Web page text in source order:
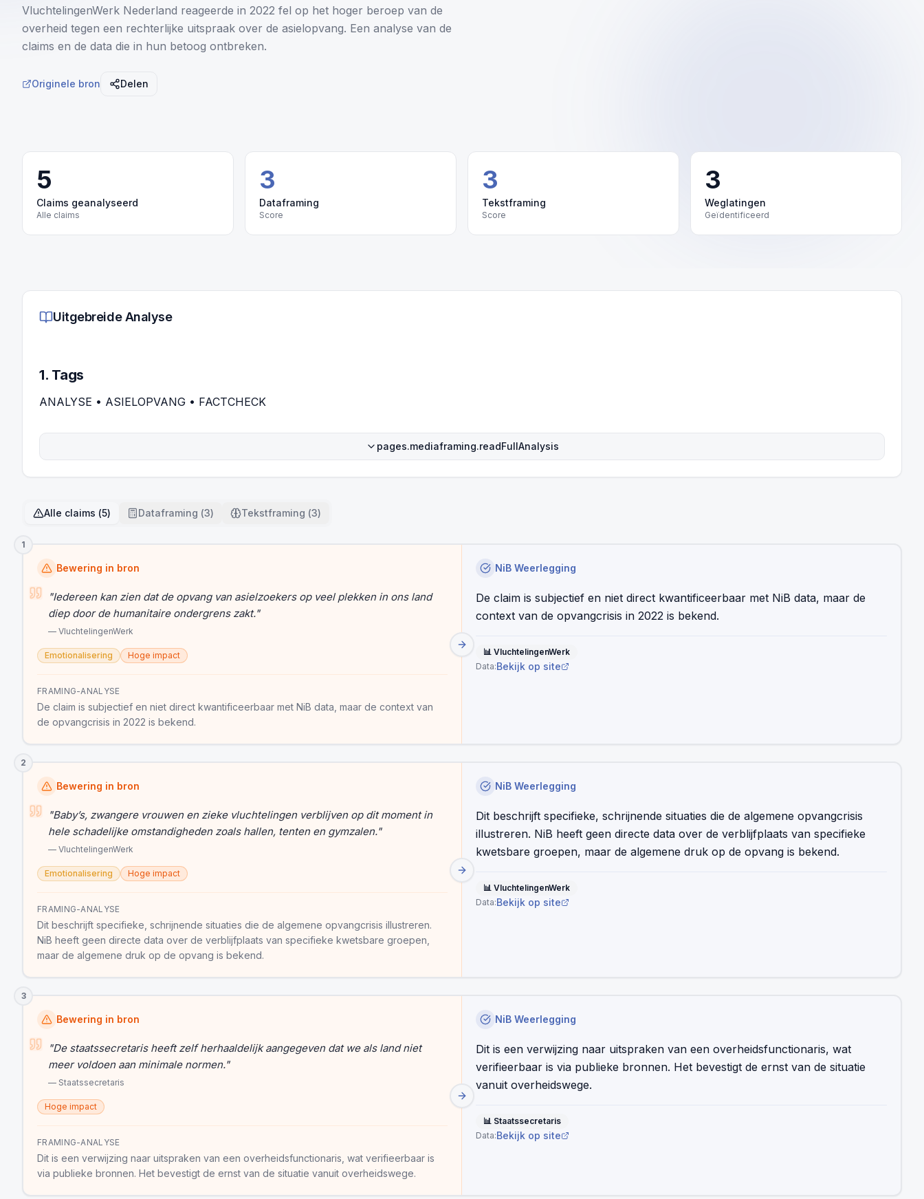
VluchtelingenWerk Nederland reageerde in 2022 fel op het hoger beroep van de
overheid tegen een rechterlijke uitspraak over de asielopvang. Een analyse van de
claims en de data die in hun betoog ontbreken.
Originele bron Delen
5
Claims geanalyseerd
Alle claims
3
Dataframing
Score
3
Tekstframing
Score
3
Weglatingen
Geïdentificeerd
Uitgebreide Analyse
1. Tags
ANALYSE • ASIELOPVANG • FACTCHECK
pages.mediaframing.readFullAnalysis
Alle claims (5) Dataframing (3) Tekstframing (3)
1
Bewering in bron
"Iedereen kan zien dat de opvang van asielzoekers op veel plekken in ons land
diep door de humanitaire ondergrens zakt."
— VluchtelingenWerk
Emotionalisering Hoge impact
FRAMING-ANALYSE
De claim is subjectief en niet direct kwantificeerbaar met NiB data, maar de context van
de opvangcrisis in 2022 is bekend.
NiB Weerlegging
De claim is subjectief en niet direct kwantificeerbaar met NiB data, maar de
context van de opvangcrisis in 2022 is bekend.
📊 VluchtelingenWerk
Data:Bekijk op site
2
Bewering in bron
"Baby’s, zwangere vrouwen en zieke vluchtelingen verblijven op dit moment in
hele schadelijke omstandigheden zoals hallen, tenten en gymzalen."
— VluchtelingenWerk
Emotionalisering Hoge impact
FRAMING-ANALYSE
Dit beschrijft specifieke, schrijnende situaties die de algemene opvangcrisis illustreren.
NiB heeft geen directe data over de verblijfplaats van specifieke kwetsbare groepen,
maar de algemene druk op de opvang is bekend.
NiB Weerlegging
Dit beschrijft specifieke, schrijnende situaties die de algemene opvangcrisis
illustreren. NiB heeft geen directe data over de verblijfplaats van specifieke
kwetsbare groepen, maar de algemene druk op de opvang is bekend.
📊 VluchtelingenWerk
Data:Bekijk op site
3
Bewering in bron
"De staatssecretaris heeft zelf herhaaldelijk aangegeven dat we als land niet
meer voldoen aan minimale normen."
— Staatssecretaris
Hoge impact
FRAMING-ANALYSE
Dit is een verwijzing naar uitspraken van een overheidsfunctionaris, wat verifieerbaar is
via publieke bronnen. Het bevestigt de ernst van de situatie vanuit overheidswege.
NiB Weerlegging
Dit is een verwijzing naar uitspraken van een overheidsfunctionaris, wat
verifieerbaar is via publieke bronnen. Het bevestigt de ernst van de situatie
vanuit overheidswege.
📊 Staatssecretaris
Data:Bekijk op site